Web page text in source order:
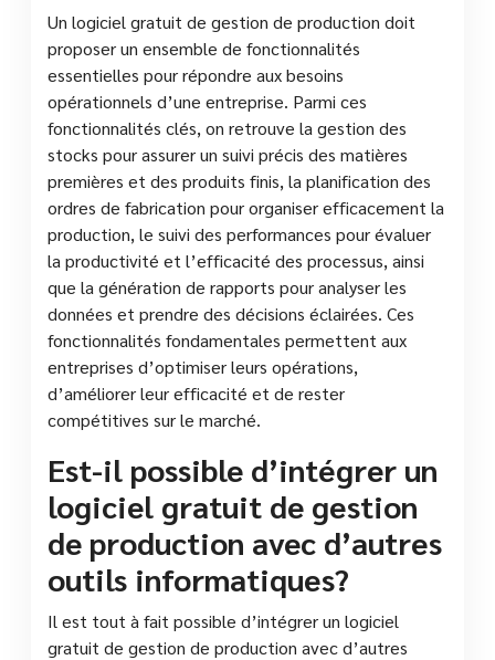
Un logiciel gratuit de gestion de production doit
proposer un ensemble de fonctionnalités
essentielles pour répondre aux besoins
opérationnels d’une entreprise. Parmi ces
fonctionnalités clés, on retrouve la gestion des
stocks pour assurer un suivi précis des matières
premières et des produits finis, la planification des
ordres de fabrication pour organiser efficacement la
production, le suivi des performances pour évaluer
la productivité et l’efficacité des processus, ainsi
que la génération de rapports pour analyser les
données et prendre des décisions éclairées. Ces
fonctionnalités fondamentales permettent aux
entreprises d’optimiser leurs opérations,
d’améliorer leur efficacité et de rester
compétitives sur le marché.
Est-il possible d’intégrer un
logiciel gratuit de gestion
de production avec d’autres
outils informatiques?
Il est tout à fait possible d’intégrer un logiciel
gratuit de gestion de production avec d’autres